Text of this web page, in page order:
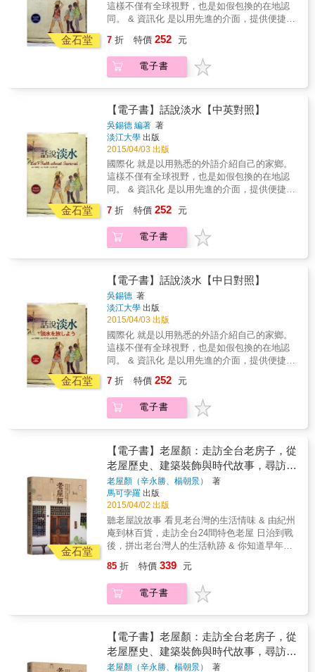
金石堂
這樣不僅有全球視野，也是如假包換的在地認
同。 & 資訊化 是以用先進的介面，提供便捷、
際化與資訊化，厚實自身的實力， 就是提高就
業力，邁向高峰！ & 本書具備「三化」外，為
讓口譯變成是輕鬆快樂的學習， 特別以觀光導
書皆可成為一位親切口譯員。
7 折 特價 252 元
電子書
金石堂
【電子書】話說淡水【中英對照】
吳錫德 編著 著
淡江大學 出版
2015/04/03 出版
國際化 就是以用熟悉的外語介紹自己的家鄉。
這樣不僅有全球視野，也是如假包換的在地認
同。 & 資訊化 是以用先進的介面，提供便捷、
際化與資訊化，厚實自身的實力， 就是提高就
業力，邁向高峰！ & 本書具備「三化」外，為
讓口譯變成是輕鬆快樂的學習， 特別以觀光導
書皆可成為一位親切口譯員。
7 折 特價 252 元
電子書
金石堂
【電子書】話說淡水【中日對照】
吳錫德 著
淡江大學 出版
2015/04/03 出版
國際化 就是以用熟悉的外語介紹自己的家鄉。
這樣不僅有全球視野，也是如假包換的在地認
同。 & 資訊化 是以用先進的介面，提供便捷、
際化與資訊化，厚實自身的實力， 就是提高就
業力，邁向高峰！ & 本書具備「三化」外，為
讓口譯變成是輕鬆快樂的學習， 特別以觀光導
書皆可成為一位親切口譯員。
7 折 特價 252 元
電子書
金石堂
【電子書】老屋顏：走訪全台老房子，從
老屋歷史、建築裝飾與時代故事，尋訪台
灣人的生活足跡
老屋顏（辛永勝、楊朝景）
著
馬可孛羅 出版
2015/04/02 出版
聽老屋說故事 看見老台灣的生活情味 & 由紀州
庵到林百貨，走訪全台24間特色老屋 日治到戰
後，拼出老台灣人的生活軌跡 & 你知道早年大
知道早在一根根不鏽鋼條以前，家家戶戶的陽
台上都是櫻花、富士山等充滿手作感的窗花
嗎？ 只要數數牆上俗稱「花磚」的馬約利卡磚
房子也在當年的匠人巧思下呈現出截然不同的
風情。 & 老屋顏，一個走訪全台觀察各地老房
子的兩人團隊，2013年起他們從台南出發踏遍
85 折 特價 339 元
電子書
【電子書】老屋顏：走訪全台老房子，從
老屋歷史、建築裝飾與時代故事，尋訪台
灣人的生活足跡
老屋顏（辛永勝、楊朝景） 著